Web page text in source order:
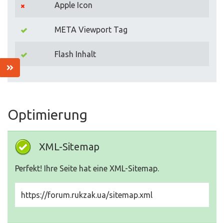
Apple Icon
META Viewport Tag
Flash Inhalt
Optimierung
XML-Sitemap
Perfekt! Ihre Seite hat eine XML-Sitemap.
https://forum.rukzak.ua/sitemap.xml